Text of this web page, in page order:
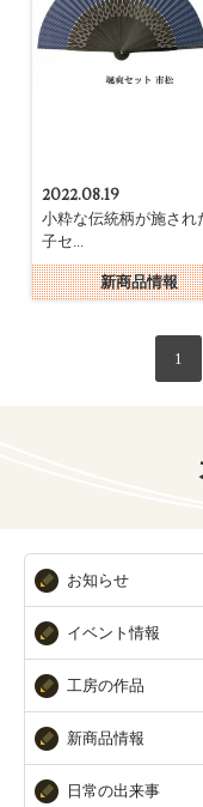
2022.08.19
小粋な伝統柄が施され
子セ...
新商品情報
1
お知らせ
イベント情報
工房の作品
新商品情報
日常の出来事